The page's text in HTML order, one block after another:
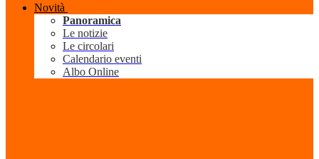
Novità
Panoramica
Le notizie
Le circolari
Calendario eventi
Albo Online